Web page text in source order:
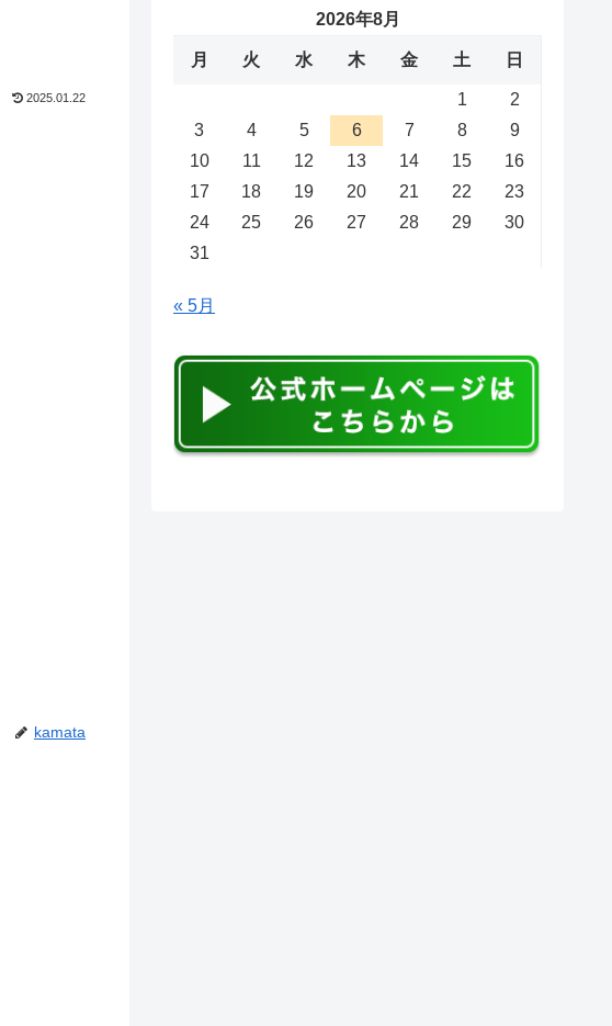
2025.01.22
kamata
2026年8月
月 火 水 木 金 土 日
1
2
3
4 5 6 7 8
9
10
11 12 13 14 15
16
17
18 19 20 21 22
23
24
25 26 27 28 29
30
31
« 5月